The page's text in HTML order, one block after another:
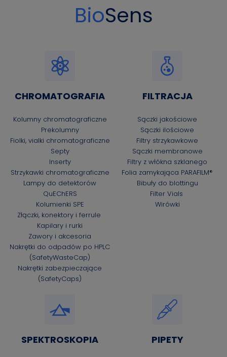
BioSens
CHROMATOGRAFIA
Kolumny chromatograficzne
Prekolumny
Fiolki, vialki chromatograficzne
Septy
Inserty
Strzykawki chromatograficzne
Lampy do detektorów
QuEChERS
Kolumienki SPE
Złączki, konektory i ferrule
Kapilary i rurki
Zawory i akcesoria
Nakrętki do odpadów po HPLC
(SafetyWasteCap)
Nakrętki zabezpieczające
(SafetyCaps)
FILTRACJA
Sączki jakościowe
Sączki ilościowe
Filtry strzykawkowe
Sączki membranowe
Filtry z włókna szklanego
Folia zamykająca PARAFILM®
Bibuły do blottingu
Filter Vials
Wirówki
SPEKTROSKOPIA PIPETY